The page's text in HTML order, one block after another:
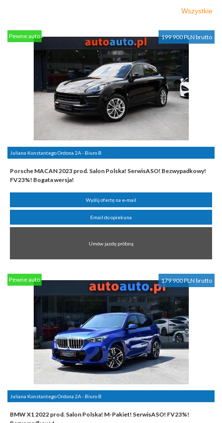
Wszystkie
199 900 PLN brutto
Pewne auto
Juliana Konstantego Ordona 2A - Biuro B
Porsche MACAN 2023 prod. Salon Polska! SerwisASO! Bezwypadkowy!
FV23%! Bogata wersja!
Wyślij ofertę na e-mail
Email do opiekuna
Umów jazdę próbną
179 900 PLN brutto
Pewne auto
Juliana Konstantego Ordona 2A - Biuro B
BMW X1 2022 prod. Salon Polska! M-Pakiet! SerwisASO! FV23%!